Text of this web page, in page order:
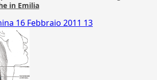
in Emilia
16 Febbraio 2011 13